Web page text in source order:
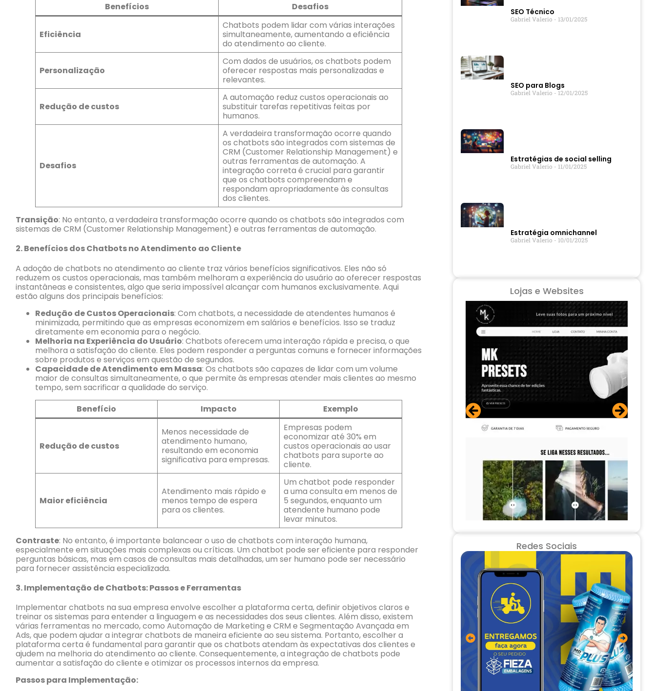
Benefícios
Desafios
Eficiência
Chatbots podem lidar com várias interações
simultaneamente, aumentando a eficiência
do atendimento ao cliente.
Personalização
Com dados de usuários, os chatbots podem
oferecer respostas mais personalizadas e
relevantes.
Redução de custos
A automação reduz custos operacionais ao
substituir tarefas repetitivas feitas por
humanos.
Desafios
A verdadeira transformação ocorre quando
os chatbots são integrados com sistemas de
CRM (Customer Relationship Management) e
outras ferramentas de automação. A
integração correta é crucial para garantir
que os chatbots compreendam e
respondam apropriadamente às consultas
dos clientes.
Transição: No entanto, a verdadeira transformação ocorre quando os chatbots são integrados com
sistemas de CRM (Customer Relationship Management) e outras ferramentas de automação.
2.Benefícios dos Chatbots no Atendimento ao Cliente
A adoção de chatbots no atendimento ao cliente traz vários benefícios significativos. Eles não só
reduzem os custos operacionais, mas também melhoram a experiência do usuário ao oferecer respostas
instantâneas e consistentes, algo que seria impossível alcançar com humanos exclusivamente. Aqui
estão alguns dos principais benefícios:
Redução de Custos Operacionais: Com chatbots, a necessidade de atendentes humanos é
minimizada, permitindo que as empresas economizem em salários e benefícios. Isso se traduz
diretamente em economia para o negócio.
Melhoria na Experiência do Usuário: Chatbots oferecem uma interação rápida e precisa, o que
melhora a satisfação do cliente. Eles podem responder a perguntas comuns e fornecer informações
sobre produtos e serviços em questão de segundos.
Capacidade de Atendimento em Massa: Os chatbots são capazes de lidar com um volume
maior de consultas simultaneamente, o que permite às empresas atender mais clientes ao mesmo
tempo, sem sacrificar a qualidade do serviço.
Benefício
Impacto Exemplo
Redução de custos
Menos necessidade de
atendimento humano,
resultando em economia
significativa para empresas.
Empresas podem
economizar até 30% em
custos operacionais ao usar
chatbots para suporte ao
cliente.
Maior eficiência
Atendimento mais rápido e
menos tempo de espera
para os clientes.
Um chatbot pode responder
a uma consulta em menos de
5 segundos, enquanto um
atendente humano pode
levar minutos.
Contraste: No entanto, é importante balancear o uso de chatbots com interação humana,
especialmente em situações mais complexas ou críticas. Um chatbot pode ser eficiente para responder
perguntas básicas, mas em casos de consultas mais detalhadas, um ser humano pode ser necessário
para fornecer assistência especializada.
3.Implementação de Chatbots: Passos e Ferramentas
Implementar chatbots na sua empresa envolve escolher a plataforma certa, definir objetivos claros e
treinar os sistemas para entender a linguagem e as necessidades dos seus clientes. Além disso, existem
várias ferramentas no mercado, como Automação de Marketing e CRM e Segmentação Avançada em
Ads, que podem ajudar a integrar chatbots de maneira eficiente ao seu sistema. Portanto, escolher a
plataforma certa é fundamental para garantir que os chatbots atendam às expectativas dos clientes e
ajudem na melhoria do atendimento ao cliente. Consequentemente, a integração de chatbots pode
aumentar a satisfação do cliente e otimizar os processos internos da empresa.
Passos para Implementação:
SEO Técnico
Gabriel Valerio 13/01/2025
SEO para Blogs
Gabriel Valerio 12/01/2025
Estratégias de social selling
Gabriel Valerio 11/01/2025
Estratégia omnichannel
Gabriel Valerio 10/01/2025
Lojas e Websites
Redes Sociais